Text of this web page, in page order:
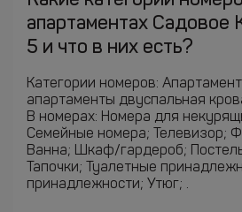
апартаментах Садовое
5 и что в них есть?
Категории номеров:
апартаменты двуспальная
В номерах: Номера для
Семейные номера; Телевизор;
Ванна; Шкаф/гардероб;
Тапочки; Туалетные
принадлежности; Утюг; .